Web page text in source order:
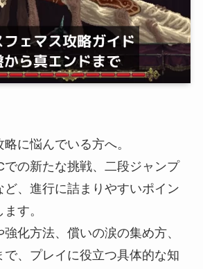
略に悩んでいる方へ。
での新たな挑戦、二段ジャンプ
ど、進行に詰まりやすいポイン
す。
化方法、償いの涙の集め方、
で、プレイに役立つ具体的な知